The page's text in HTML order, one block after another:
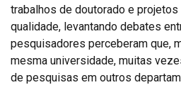
trabalhos de doutorado e
qualidade, levantando debates
pesquisadores perceberam que,
mesma universidade, muitas
de pesquisas em outros